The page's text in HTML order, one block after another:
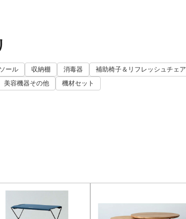
ール 収納棚 消毒器 補助椅子＆リフレッシュチェア
美容機器その他 機材セット